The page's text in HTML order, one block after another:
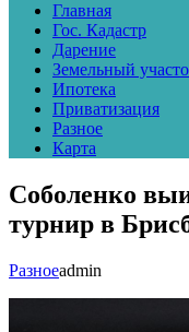
Главная
Гос. Кадастр
Дарение
Земельный
Ипотека
Приватизация
Разное
Карта
Соболенко
турнир в
Разноеadmin